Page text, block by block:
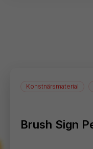
Konstnärsmaterial
Brush Sign